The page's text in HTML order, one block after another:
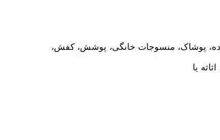
پوشاک، منسوجات خانگی، پوشش، کفش،
یا